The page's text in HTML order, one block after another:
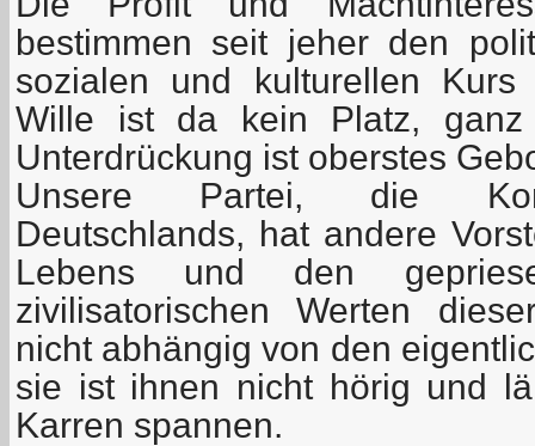
bestimmen seit jeher den
sozialen und kulturellen
Wille ist da kein Platz, ganz
Unterdrückung ist oberstes
Unsere Partei, die
Deutschlands, hat andere
Lebens und den
zivilisatorischen Werten
nicht abhängig von den
sie ist ihnen nicht hörig und
Karren spannen.